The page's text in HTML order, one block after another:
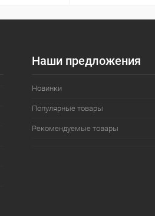
Наши предложения
Новинки
Популярные товары
Рекомендуемые товары